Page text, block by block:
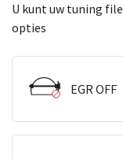
U kunt uw tuning
opties
EGR OFF